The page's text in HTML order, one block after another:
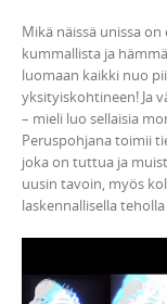
Mikä näissä unissa
kummallista ja
luomaan kaikki nuo
yksityiskohtineen! Ja
– mieli luo sellaisia
Peruspohjana toimii
joka on tuttua ja
uusin tavoin, myös
laskennallisella